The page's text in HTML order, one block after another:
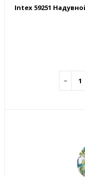
Intex 59251
−